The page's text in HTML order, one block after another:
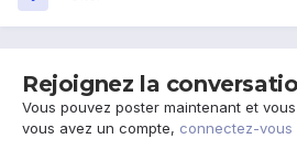
Rejoignez la
Vous pouvez poster maintenant et
vous avez un compte, connectez-vous